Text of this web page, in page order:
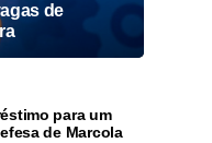
de
para um
de Marcola